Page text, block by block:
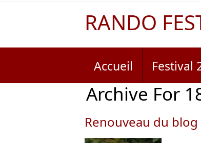
RANDO
Accueil Festival
Archive For
Renouveau du